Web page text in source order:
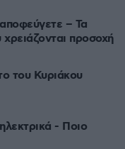
– Τα
προσοχή
του Κυριάκου
- Ποιο